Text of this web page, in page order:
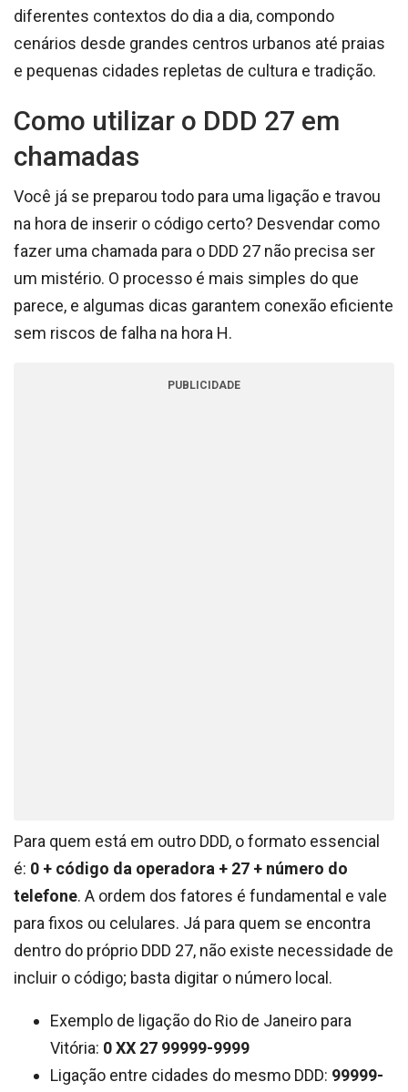
diferentes contextos do dia a dia, compondo
cenários desde grandes centros urbanos até praias
e pequenas cidades repletas de cultura e tradição.
Como utilizar o DDD 27 em
chamadas
Você já se preparou todo para uma ligação e travou
na hora de inserir o código certo? Desvendar como
fazer uma chamada para o DDD 27 não precisa ser
um mistério. O processo é mais simples do que
parece, e algumas dicas garantem conexão eficiente
sem riscos de falha na hora H.
PUBLICIDADE
Para quem está em outro DDD, o formato essencial
é: 0 + código da operadora + 27 + número do
telefone. A ordem dos fatores é fundamental e vale
para fixos ou celulares. Já para quem se encontra
dentro do próprio DDD 27, não existe necessidade de
incluir o código; basta digitar o número local.
Exemplo de ligação do Rio de Janeiro para
Vitória: 0 XX 27 99999-9999
Ligação entre cidades do mesmo DDD: 99999-